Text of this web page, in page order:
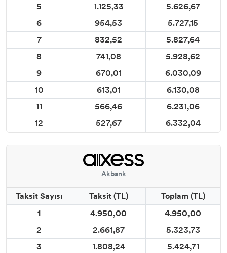
5
1.125,33
5.626,67
6
954,53
5.727,15
7
832,52
5.827,64
8
741,08
5.928,62
9
670,01
6.030,09
10
613,01
6.130,08
11
566,46
6.231,06
12
527,67 6.332,04
Akbank
Taksit Sayısı Taksit (TL)
Toplam (TL)
1
4.950,00
4.950,00
2
2.661,87
5.323,73
3
1.808,24
5.424,71